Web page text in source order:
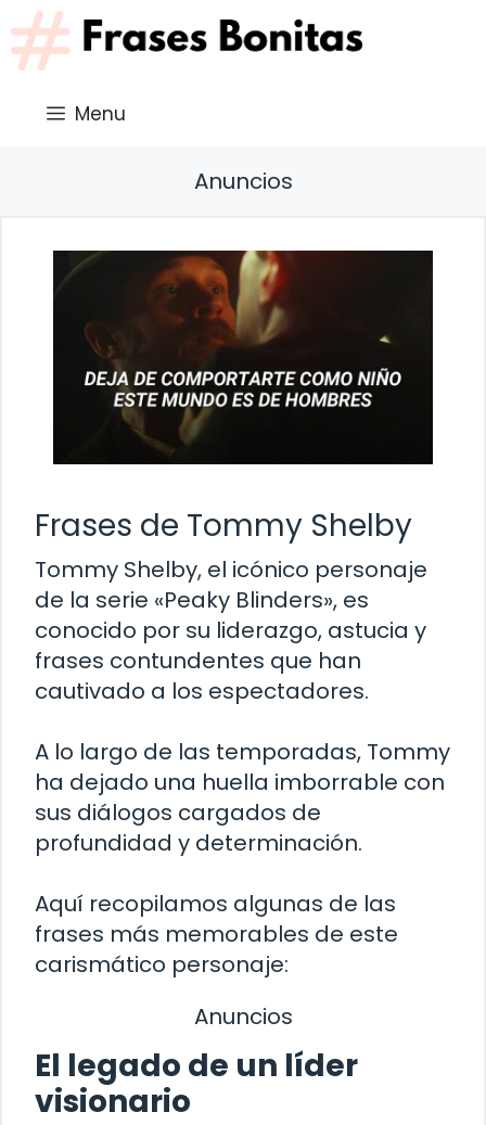
Saltar
al
contenido
Menu
Anuncios
Frases de Tommy Shelby
Tommy Shelby, el icónico personaje
de la serie «Peaky Blinders», es
conocido por su liderazgo, astucia y
frases contundentes que han
cautivado a los espectadores.
A lo largo de las temporadas, Tommy
ha dejado una huella imborrable con
sus diálogos cargados de
profundidad y determinación.
Aquí recopilamos algunas de las
frases más memorables de este
carismático personaje:
Anuncios
El legado de un líder
visionario